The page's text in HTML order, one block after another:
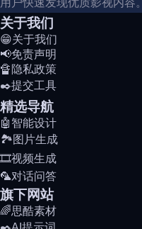
关于我们
😁关于我们
📢免责声明
🔏隐私政策
✒️提交工具
精选导航
🤖智能设计
🏞️图片生成
🎞️视频生成
🦜对话问答
旗下网站
🌈思酷素材